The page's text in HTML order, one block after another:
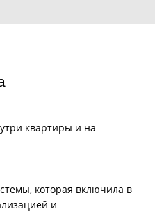
квартиры и на
которая включила в
и